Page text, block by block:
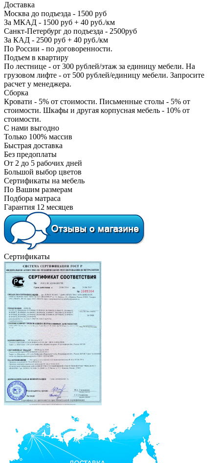
Доставка
Москва до подъезда - 1500 руб
За МКАД - 1500 руб + 40 руб./км
Санкт-Петербург до подъезда - 2500руб
За КАД - 2500 руб + 40 руб./км
По России - по договоренности.
Подъем в квартиру
По лестнице - от 300 рублей/этаж за единицу мебели. На
грузовом лифте - от 500 рублей/единицу мебели. Запросите
расчет у менеджера.
Сборка
Кровати - 5% от стоимости. Письменные столы - 5% от
стоимости. Шкафы и другая корпусная мебель - 10% от
стоимости.
С нами выгодно
Только 100% массив
Быстрая доставка
Без предоплаты
От 2 до 5 рабочих дней
Большой выбор цветов
Сертификаты на мебель
По Вашим размерам
Подбора матраса
Гарантия 12 месяцев
Сертификаты